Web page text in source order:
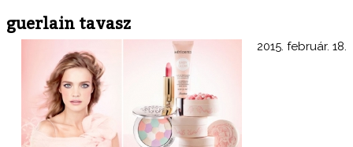
guerlain tavasz
2015. február. 18.